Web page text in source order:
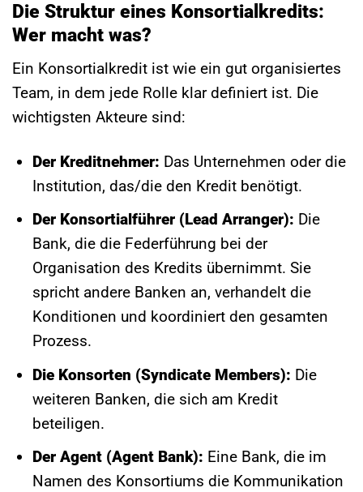
Die Struktur eines Konsortialkredits:
Wer macht was?
Ein Konsortialkredit ist wie ein gut organisiertes
Team, in dem jede Rolle klar definiert ist. Die
wichtigsten Akteure sind:
Der Kreditnehmer: Das Unternehmen oder die
Institution, das/die den Kredit benötigt.
Der Konsortialführer (Lead Arranger): Die
Bank, die die Federführung bei der
Organisation des Kredits übernimmt. Sie
spricht andere Banken an, verhandelt die
Konditionen und koordiniert den gesamten
Prozess.
Die Konsorten (Syndicate Members): Die
weiteren Banken, die sich am Kredit
beteiligen.
Der Agent (Agent Bank): Eine Bank, die im
Namen des Konsortiums die Kommunikation